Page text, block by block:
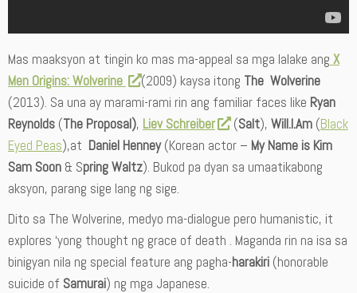
Mas maaksyon at tingin ko mas ma-appeal sa mga lalake ang X
Men Origins: Wolverine
(2009) kaysa itong The Wolverine
(2013). Sa una ay marami-rami rin ang familiar faces like Ryan
Reynolds (The Proposal), Liev Schreiber (Salt), Will.I.Am(Black
Eyed Peas),at Daniel Henney(Korean actor – My Name is Kim
Sam Soon & Spring Waltz). Bukod pa dyan sa umaatikabong
aksyon, parang sige lang ng sige.
Dito sa The Wolverine, medyo ma-dialogue pero humanistic, it
explores ‘yong thought ng grace of death . Maganda rin na isa sa
binigyan nila ng special feature ang pagha-harakiri (honorable
suicide of Samurai) ng mga Japanese.